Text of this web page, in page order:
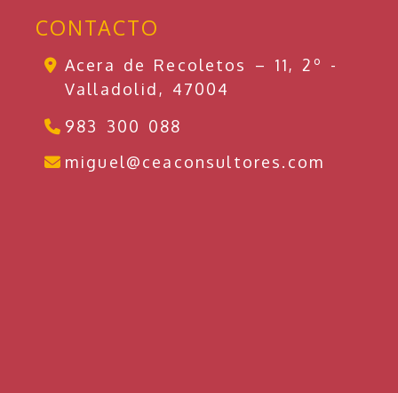
CONTACTO
Acera de Recoletos – 11, 2º -
Valladolid, 47004
983 300 088
miguel
ceaconsultores.com